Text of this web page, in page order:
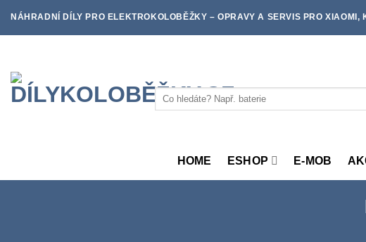
NÁHRADNÍ DÍLY PRO ELEKTROKOLOBĚŽKY – OPRAVY A SERVIS PRO XIAOMI,
Hledat:
HOME ESHOP E-MOB